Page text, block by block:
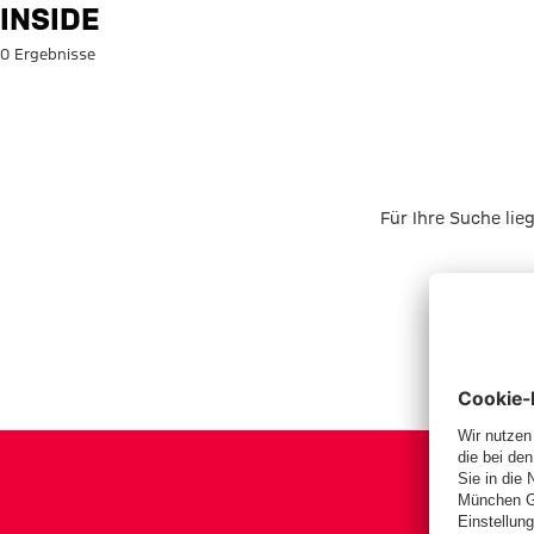
Suche: Inside
INSIDE
0 Ergebnisse
Für Ihre Suche